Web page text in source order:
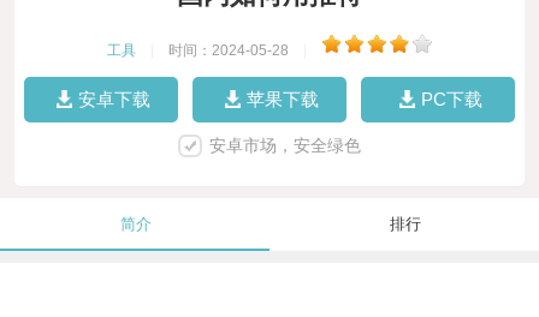
工具 时间：2024-05-28
安卓下载 苹果下载 PC下载
安卓市场，安全绿色
简介 排行